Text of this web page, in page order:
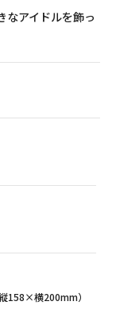
なアイドルを飾っ
158×横200mm）